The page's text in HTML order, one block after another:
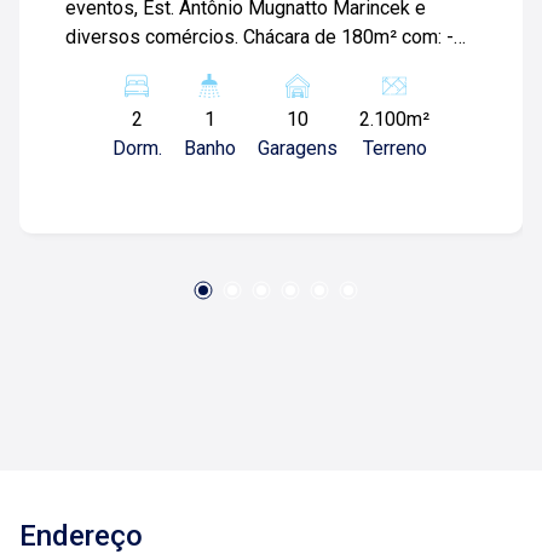
eventos, Est. Antônio Mugnatto Marincek e
diversos comércios. Chácara de 180m² com: -2
Cozinha; -Área de serviços; -Espaço gourmet
com churrasqueira e piscina; -Amplo campo; -
Várias vagas de garagem; Para mais
2
Dorm.
1
Banho
10
Garagens
2.100m²
Terreno
Endereço